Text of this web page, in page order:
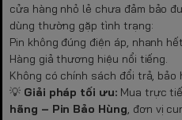
cửa hàng nhỏ lẻ chưa đảm bảo
dùng thường gặp tình trạng:
Pin không đúng điện áp, nhanh
Hàng giả thương hiệu nổi tiếng.
Không có chính sách đổi trả, bảo
💡 Giải pháp tối ưu:Mua trực
hãng – Pin Bảo Hùng, đơn vị